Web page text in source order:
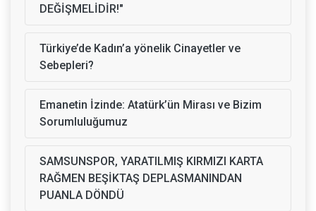
DEĞİŞMELİDİR!"
Türkiye’de Kadın’a yönelik Cinayetler ve
Sebepleri?
Emanetin İzinde: Atatürk’ün Mirası ve Bizim
Sorumluluğumuz
SAMSUNSPOR, YARATILMIŞ KIRMIZI KARTA
RAĞMEN BEŞİKTAŞ DEPLASMANINDAN
PUANLA DÖNDÜ